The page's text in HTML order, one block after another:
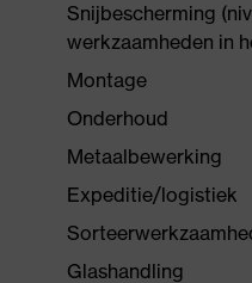
Snijbescherming
werkzaamheden in
Montage
Onderhoud
Metaalbewerking
Expeditie/logistiek
Glashandling